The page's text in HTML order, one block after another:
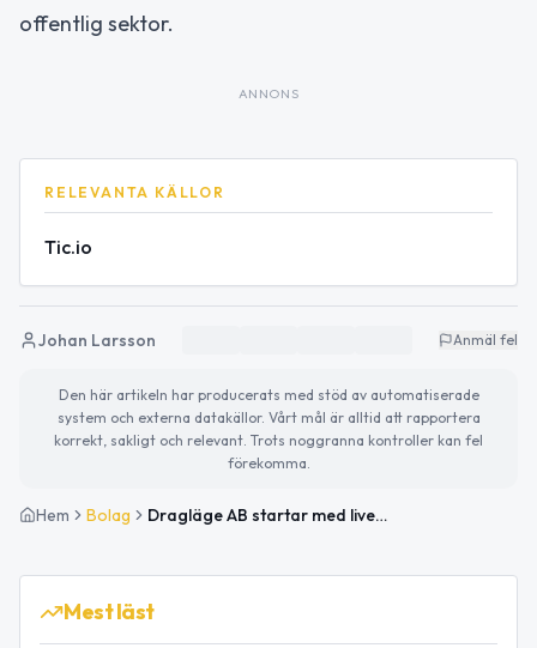
offentlig sektor.
ANNONS
RELEVANTA KÄLLOR
Tic.io
Johan Larsson Anmäl fel
Den här artikeln har producerats med stöd av automatiserade
system och externa datakällor. Vårt mål är alltid att rapportera
korrekt, sakligt och relevant. Trots noggranna kontroller kan fel
förekomma.
Hem Bolag Dragläge AB startar med live musikframträdanden
Mest läst